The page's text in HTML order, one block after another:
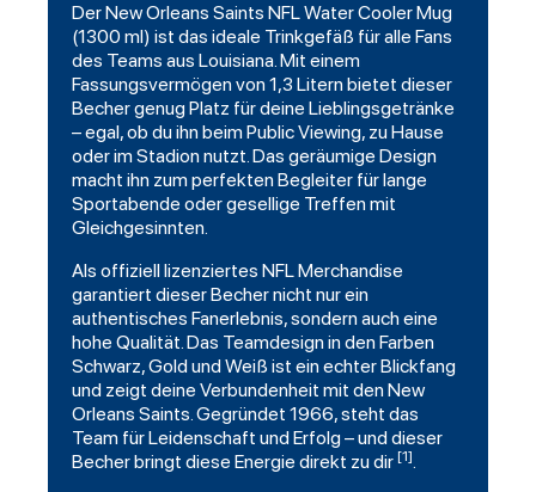
DerNew Orleans Saints NFL Water Cooler Mug
(1300 ml) ist das ideale Trinkgefäß für alle Fans
des Teams aus Louisiana. Mit einem
Fassungsvermögen von 1,3 Litern bietet dieser
Becher genug Platz für deine Lieblingsgetränke
– egal, ob du ihn beim Public Viewing, zu Hause
oder im Stadion nutzt. Das geräumige Design
macht ihn zum perfekten Begleiter für lange
Sportabende oder gesellige Treffen mit
Gleichgesinnten.
Als offiziell lizenziertes NFL Merchandise
garantiert dieser Becher nicht nur ein
authentisches Fanerlebnis, sondern auch eine
hohe Qualität. Das Teamdesign in den Farben
Schwarz, Gold und Weiß ist ein echter Blickfang
und zeigt deine Verbundenheit mit den New
Orleans Saints. Gegründet 1966, steht das
Team für Leidenschaft und Erfolg – und dieser
Becher bringt diese Energie direkt zu dir [1].